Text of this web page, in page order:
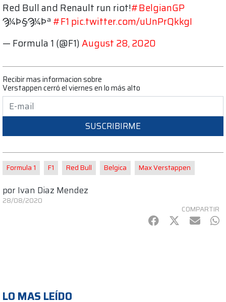
Red Bull and Renault run riot!#BelgianGP
Ϡ¼Ϸ§Ϡ¼Ϸª #F1 pic.twitter.com/uUnPrQkkgI
— Formula 1 (@F1)August 28, 2020
Recibir mas informacion sobre
Verstappen cerró el viernes en lo más alto
SUSCRIBIRME
Formula 1 F1 Red Bull Belgica Max Verstappen
por Ivan Diaz Mendez
28/08/2020
COMPARTIR
Facebook
Twitter
mail
LO MAS LEÍDO